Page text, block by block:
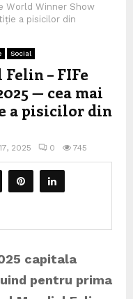
World Winner Show
a pisicilor din
Social
– FIFe
— cea mai
a pisicilor din
2025 0 745
capitala
pentru prima